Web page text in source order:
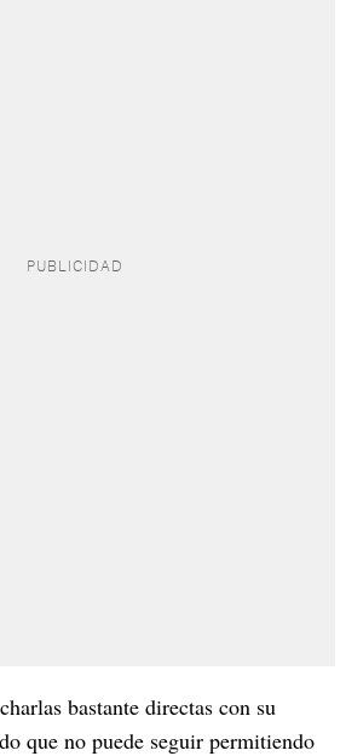
bastante directas con su
que no puede seguir permitiendo